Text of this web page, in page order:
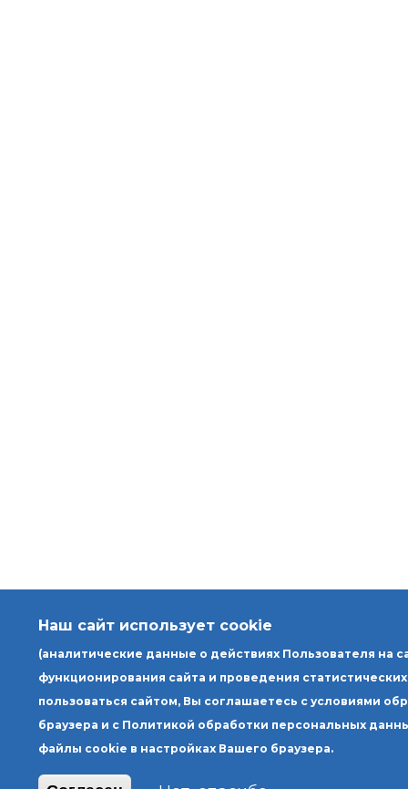
Наш сайт использует cookie
(аналитические данные о действиях Пользователя на
функционирования сайта и проведения
пользоваться сайтом, Вы соглашаетесь с условиями
браузера и с Политикой обработки персональных
файлы cookie в настройках Вашего браузера.